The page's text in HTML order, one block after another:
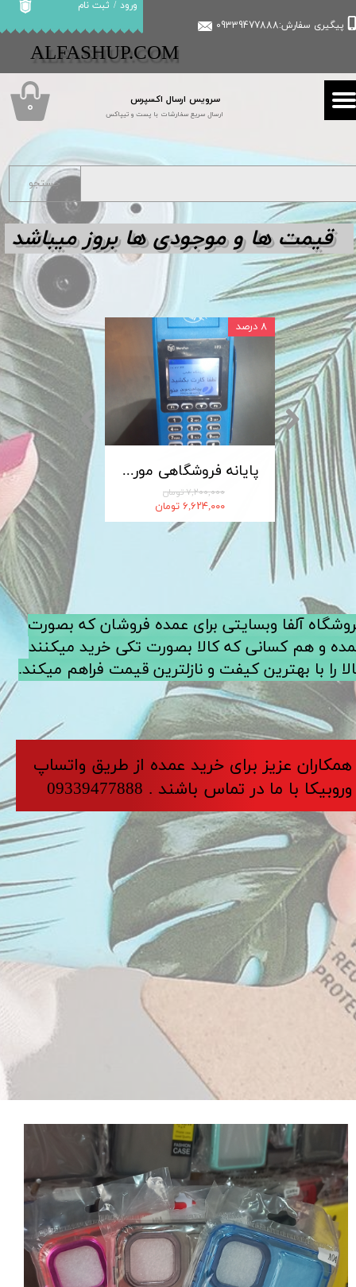
سرویس ارسال اکسپرس
ارسال سریع سفارشات با پست و تیپاکس
پیگیری سفارش:09339477888
ورود / ثبت نام
حساب کاربری من
تغییر گذر واژه
سفارشات
​​ALFASHUP.COM
۰
پایانه فروشگاهی مورفان MoreFun مدل H9
۷,۲۰۰,۰۰۰ تومان
۶,۶۲۴,۰۰۰ تومان
۸ درصد
کابل شارژ MICRO-USB اندروید LDNIO الدینیو مدل XS-07 متراژ 1 متر
جستجو
آلفا وبسایتی برای عمده فروشان که بصورت
و هم کسانی که کالا بصورت تکی خرید میکنند
را با بهترین کیفت و نازلترین قیمت فراهم میکند.
​​​همکاران عزیز برای خرید عمده از طریق واتساپ
وروبیکا با ما در تماس باشند . 09339477888
قیمت ها و موجودی ها بروز میباشد